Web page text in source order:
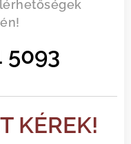
5093
KÉREK!